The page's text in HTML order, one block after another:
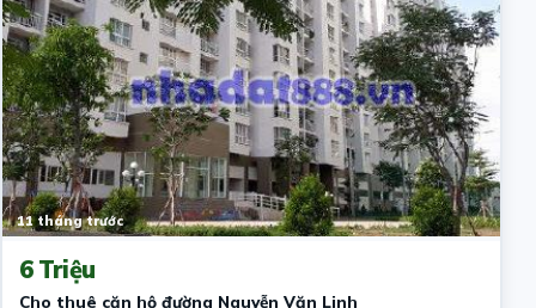
11 tháng trước
6 Triệu
Cho thuê căn hộ đường Nguyễn Văn Linh